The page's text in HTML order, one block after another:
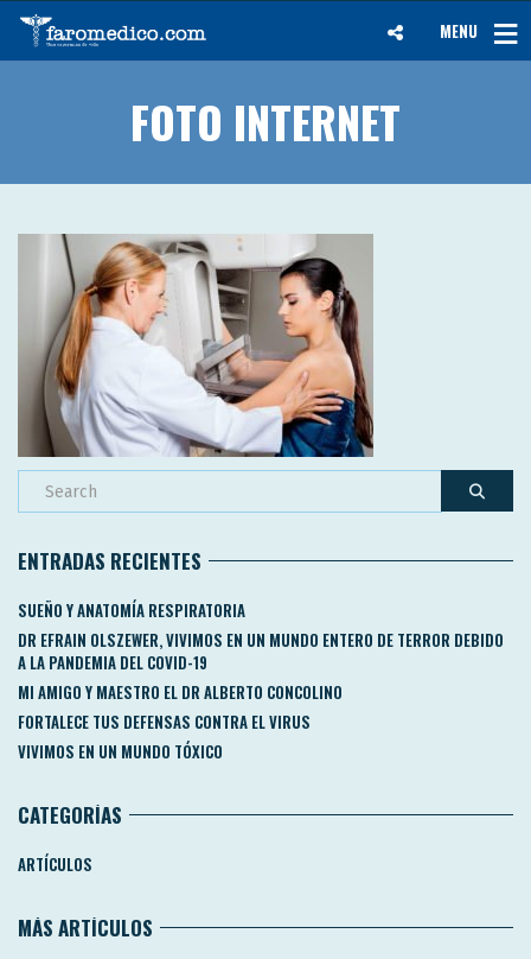
MENU
FOTO INTERNET
ENTRADAS RECIENTES
SUEÑO Y ANATOMÍA RESPIRATORIA
DR EFRAIN OLSZEWER, VIVIMOS EN UN MUNDO ENTERO DE TERROR DEBIDO
A LA PANDEMIA DEL COVID-19
MI AMIGO Y MAESTRO EL DR ALBERTO CONCOLINO
FORTALECE TUS DEFENSAS CONTRA EL VIRUS
VIVIMOS EN UN MUNDO TÓXICO
CATEGORÍAS
ARTÍCULOS
MÁS ARTÍCULOS